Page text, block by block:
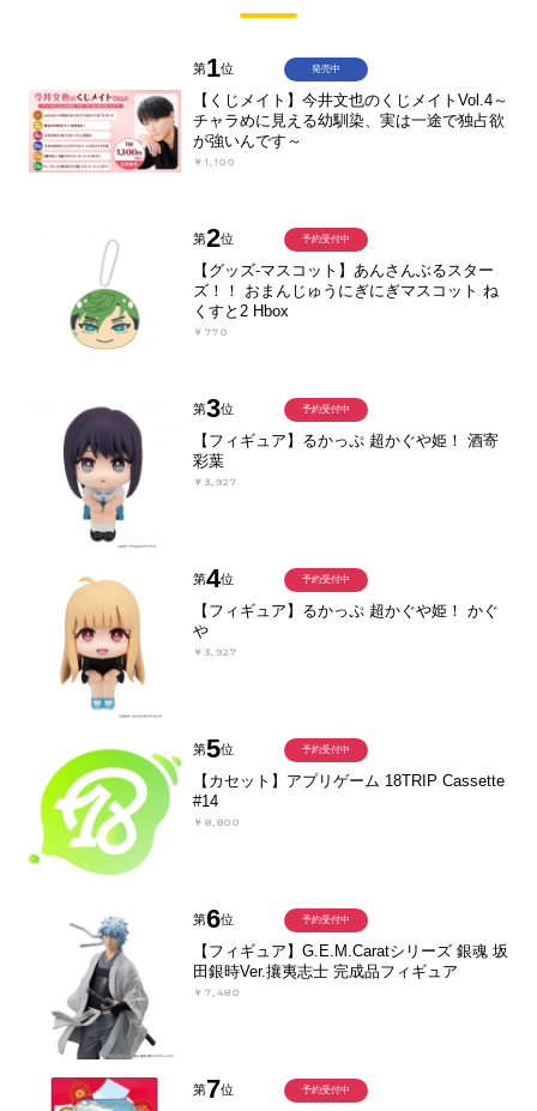
第1位
【くじメイト】今井文也のくじメイトVol.4～
チャラめに見える幼馴染、実は一途で独占欲
が強いんです～
￥1,100
発売中
第2位
【グッズ-マスコット】あんさんぶるスター
ズ！！ おまんじゅうにぎにぎマスコット ね
くすと2 Hbox
￥770
予約受付中
第3位
【フィギュア】るかっぷ 超かぐや姫！ 酒寄
彩葉
￥3,927
予約受付中
第4位
【フィギュア】るかっぷ 超かぐや姫！ かぐ
や
￥3,927
予約受付中
第5位
【カセット】アプリゲーム 18TRIP Cassette
#14
￥8,800
予約受付中
第6位
【フィギュア】G.E.M.Caratシリーズ 銀魂 坂
田銀時Ver.攘夷志士 完成品フィギュア
￥7,480
予約受付中
第7位 予約受付中